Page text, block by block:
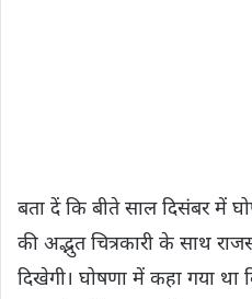
बता दें कि बीते साल दिसंबर में
की अद्भुत चित्रकारी के साथ
दिखेगी। घोषणा में कहा गया था